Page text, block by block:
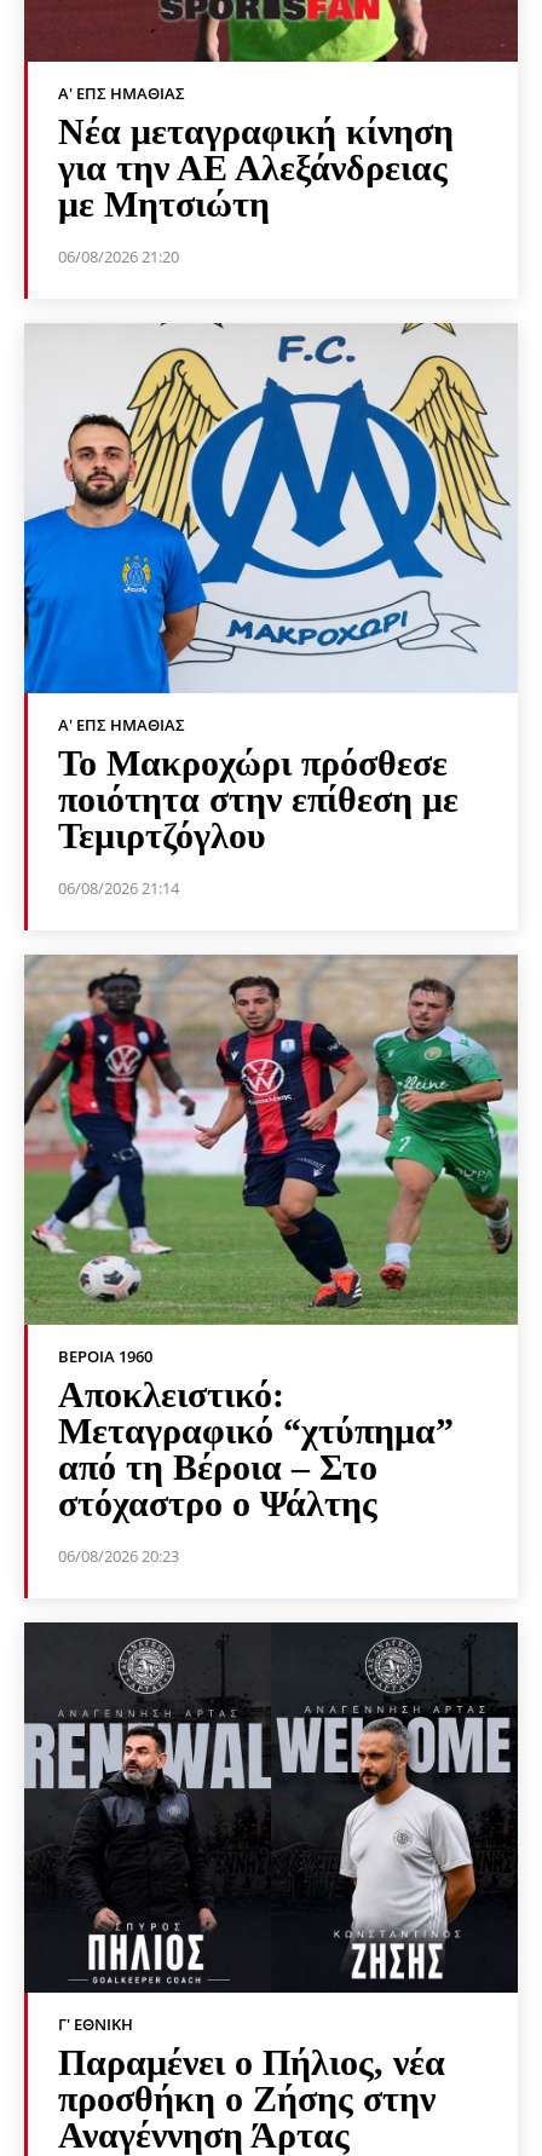
Α' ΕΠΣ ΗΜΑΘΊΑΣ
Νέα μεταγραφική κίνηση
για την ΑΕ Αλεξάνδρειας
με Μητσιώτη
06/08/2026 21:20
Α' ΕΠΣ ΗΜΑΘΊΑΣ
Το Μακροχώρι πρόσθεσε
ποιότητα στην επίθεση με
Τεμιρτζόγλου
06/08/2026 21:14
ΒΕΡΟΙΑ 1960
Αποκλειστικό:
Μεταγραφικό “χτύπημα”
από τη Βέροια – Στο
στόχαστρο ο Ψάλτης
06/08/2026 20:23
Γ' ΕΘΝΙΚΉ
Παραμένει ο Πήλιος, νέα
προσθήκη ο Ζήσης στην
Αναγέννηση Άρτας